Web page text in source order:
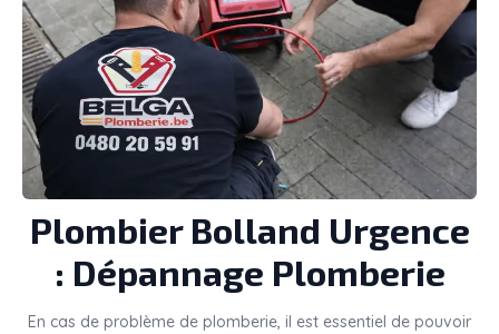
Plombier Bolland Urgence
: Dépannage Plomberie
En cas de problème de plomberie, il est essentiel de pouvoir